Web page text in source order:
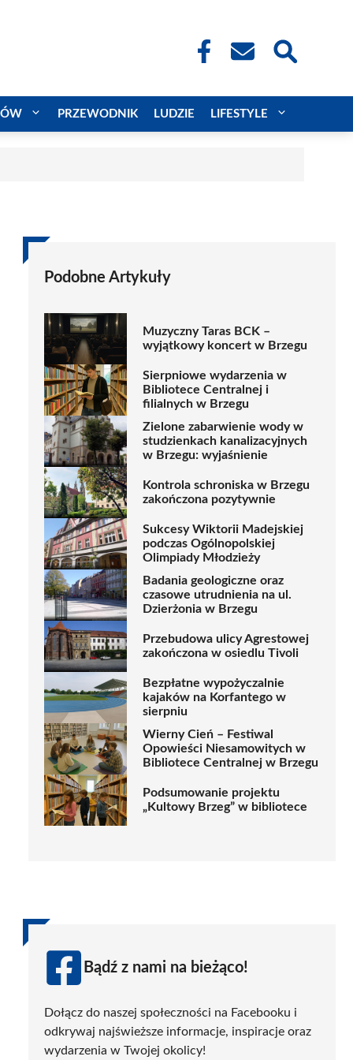
PRZEWODNIK LUDZIE LIFESTYLE
Podobne Artykuły
Muzyczny Taras BCK –
wyjątkowy koncert w Brzegu
Sierpniowe wydarzenia w
Bibliotece Centralnej i
filialnych w Brzegu
Zielone zabarwienie wody w
studzienkach kanalizacyjnych
w Brzegu: wyjaśnienie
Kontrola schroniska w Brzegu
zakończona pozytywnie
Sukcesy Wiktorii Madejskiej
podczas Ogólnopolskiej
Olimpiady Młodzieży
Badania geologiczne oraz
czasowe utrudnienia na ul.
Dzierżonia w Brzegu
Przebudowa ulicy Agrestowej
zakończona w osiedlu Tivoli
Bezpłatne wypożyczalnie
kajaków na Korfantego w
sierpniu
Wierny Cień – Festiwal
Opowieści Niesamowitych w
Bibliotece Centralnej w Brzegu
Podsumowanie projektu
„Kultowy Brzeg” w bibliotece
Bądź z nami na bieżąco!
Dołącz do naszej społeczności na Facebooku i
odkrywaj najświeższe informacje, inspiracje oraz
wydarzenia w Twojej okolicy!